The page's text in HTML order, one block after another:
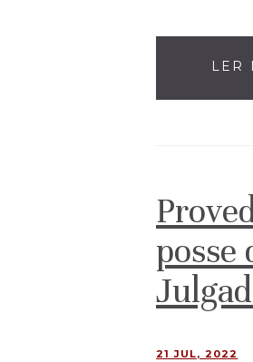
LER
posse
21 JUL, 2022